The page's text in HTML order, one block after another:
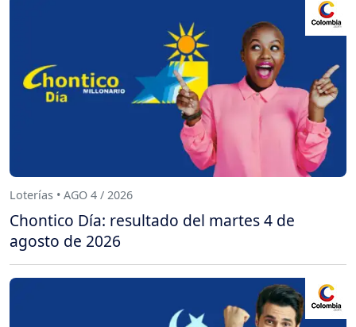
Loterías • AGO 4 / 2026
Chontico Día: resultado del martes 4 de
agosto de 2026